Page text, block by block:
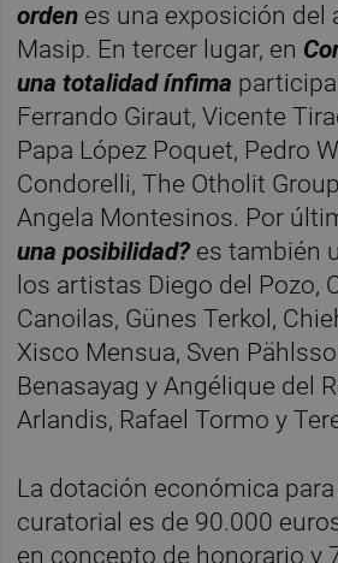
orden es una exposición del
Masip. En tercer lugar, en
una totalidad ínfima
Ferrando Giraut, Vicente
Papa López Poquet, Pedro
Condorelli, The Otholit
Angela Montesinos. Por
una posibilidad? es también
los artistas Diego del Pozo,
Canoilas, Günes Terkol,
Xisco Mensua, Sven
Benasayag y Angélique del
Arlandis, Rafael Tormo y
La dotación económica
curatorial es de 90.000
en concepto de honorario y